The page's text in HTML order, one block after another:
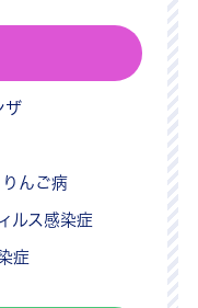
ザ
りんご病
ルス感染症
症